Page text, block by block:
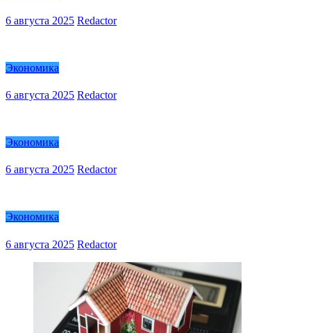
6 августа 2025 Redactor
Экономика
6 августа 2025 Redactor
Экономика
6 августа 2025 Redactor
Экономика
6 августа 2025 Redactor